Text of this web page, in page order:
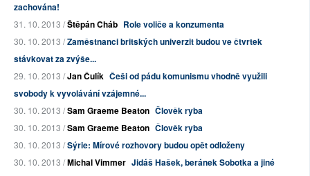
zachována!
31. 10. 2013 /Štěpán Cháb Role voliče a konzumenta
30. 10. 2013 /Zaměstnanci britských univerzit budou ve čtvrtek
stávkovat za zvýše...
29. 10. 2013 /Jan Čulík Češi od pádu komunismu vhodně využili
svobody k vyvolávání vzájemné...
30. 10. 2013 /Sam Graeme Beaton Člověk ryba
30. 10. 2013 /Sam Graeme Beaton Člověk ryba
30. 10. 2013 /Sýrie: Mírové rozhovory budou opět odloženy
30. 10. 2013 /Michal Vimmer Jidáš Hašek, beránek Sobotka a jiné